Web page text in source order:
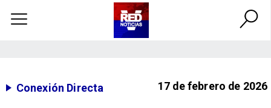
Conexión Directa 17 de febrero de 2026